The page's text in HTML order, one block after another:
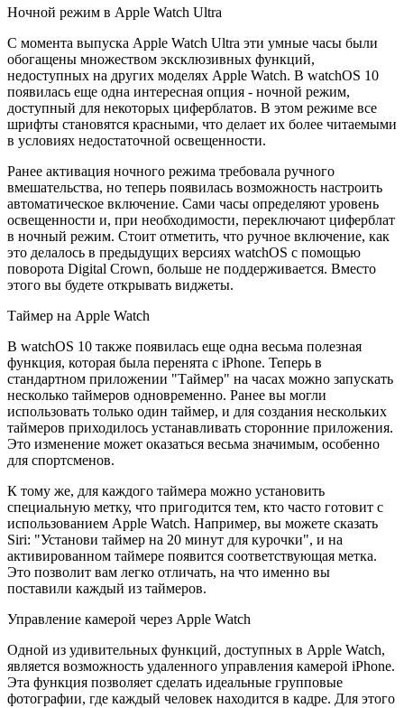
Ночной режим в Apple Watch Ultra
С момента выпуска Apple Watch Ultra эти умные часы были
обогащены множеством эксклюзивных функций,
недоступных на других моделях Apple Watch. В watchOS 10
появилась еще одна интересная опция - ночной режим,
доступный для некоторых циферблатов. В этом режиме все
шрифты становятся красными, что делает их более читаемыми
в условиях недостаточной освещенности.
Ранее активация ночного режима требовала ручного
вмешательства, но теперь появилась возможность настроить
автоматическое включение. Сами часы определяют уровень
освещенности и, при необходимости, переключают циферблат
в ночный режим. Стоит отметить, что ручное включение, как
это делалось в предыдущих версиях watchOS с помощью
поворота Digital Crown, больше не поддерживается. Вместо
этого вы будете открывать виджеты.
Таймер на Apple Watch
В watchOS 10 также появилась еще одна весьма полезная
функция, которая была перенята с iPhone. Теперь в
стандартном приложении "Таймер" на часах можно запускать
несколько таймеров одновременно. Ранее вы могли
использовать только один таймер, и для создания нескольких
таймеров приходилось устанавливать сторонние приложения.
Это изменение может оказаться весьма значимым, особенно
для спортсменов.
К тому же, для каждого таймера можно установить
специальную метку, что пригодится тем, кто часто готовит с
использованием Apple Watch. Например, вы можете сказать
Siri: "Установи таймер на 20 минут для курочки", и на
активированном таймере появится соответствующая метка.
Это позволит вам легко отличать, на что именно вы
поставили каждый из таймеров.
Управление камерой через Apple Watch
Одной из удивительных функций, доступных в Apple Watch,
является возможность удаленного управления камерой iPhone.
Эта функция позволяет сделать идеальные групповые
фотографии, где каждый человек находится в кадре. Для этого